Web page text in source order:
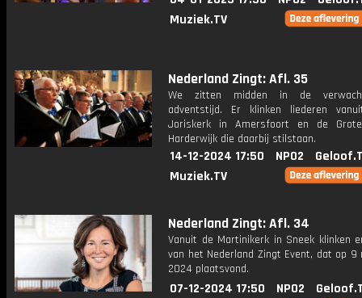
Muziek.TV
Nederland Zingt: Afl. 35
We zitten midden in de
adventstijd. Er klinken liederen
Joriskerk in Amersfoort en de
Harderwijk die daarbij stilstaan.
14-12-2024 17:50 NPO2
Muziek.TV
Nederland Zingt: Afl. 34
Vanuit de Martinikerk in Sneek klinken
van het Nederland Zingt Event, dat op 9
2024 plaatsvond.
07-12-2024 17:50 NPO2